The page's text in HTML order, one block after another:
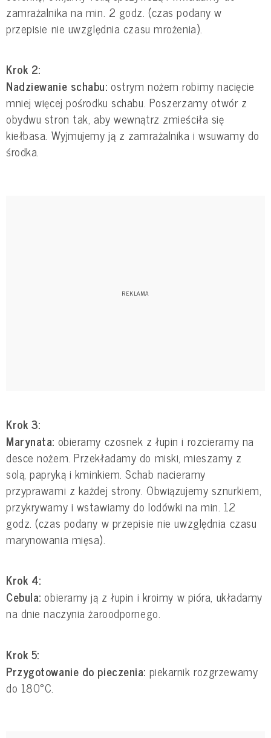
zamrażalnika na min. 2 godz. (czas podany w
przepisie nie uwzględnia czasu mrożenia).
Krok 2:
Nadziewanie schabu: ostrym nożem robimy nacięcie
mniej więcej pośrodku schabu. Poszerzamy otwór z
obydwu stron tak, aby wewnątrz zmieściła się
kiełbasa. Wyjmujemy ją z zamrażalnika i wsuwamy do
środka.
Krok 3:
Marynata: obieramy czosnek z łupin i rozcieramy na
desce nożem. Przekładamy do miski, mieszamy z
solą, papryką i kminkiem. Schab nacieramy
przyprawami z każdej strony. Obwiązujemy sznurkiem,
przykrywamy i wstawiamy do lodówki na min. 12
godz. (czas podany w przepisie nie uwzględnia czasu
marynowania mięsa).
Krok 4:
Cebula:obieramy ją z łupin i kroimy w pióra, układamy
na dnie naczynia żaroodpornego.
Krok 5:
Przygotowanie do pieczenia: piekarnik rozgrzewamy
do 180°C.